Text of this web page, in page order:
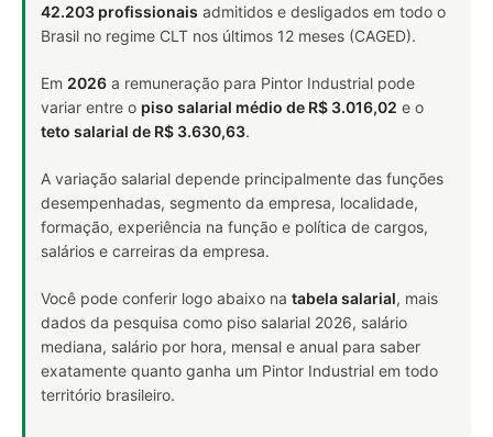
42.203 profissionais admitidos e desligados em todo o
Brasil no regime CLT nos últimos 12 meses (CAGED).
Em 2026 a remuneração para Pintor Industrial pode
variar entre o piso salarial médio de R$ 3.016,02 e o
teto salarial de R$ 3.630,63.
A variação salarial depende principalmente das funções
desempenhadas, segmento da empresa, localidade,
formação, experiência na função e política de cargos,
salários e carreiras da empresa.
Você pode conferir logo abaixo na tabela salarial, mais
dados da pesquisa como piso salarial 2026, salário
mediana, salário por hora, mensal e anual para saber
exatamente quanto ganha um Pintor Industrial em todo
território brasileiro.